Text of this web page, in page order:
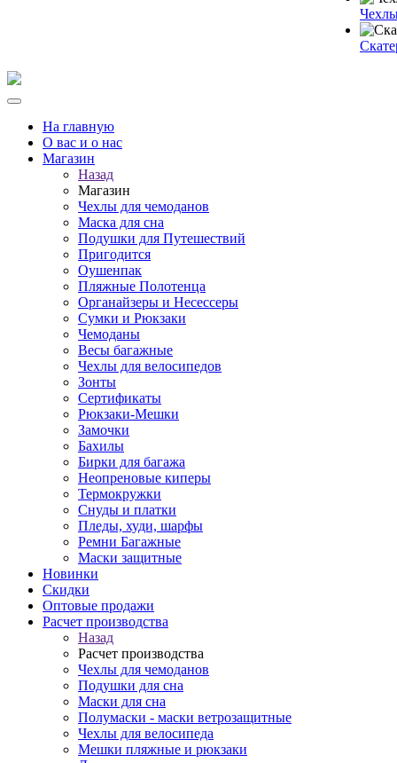
На главную
О вас и о нас
Магазин
Назад
Магазин
Чехлы для чемоданов
Маска для сна
Подушки для Путешествий
Пригодится
Оушенпак
Пляжные Полотенца
Органайзеры и Несессеры
Сумки и Рюкзаки
Чемоданы
Весы багажные
Чехлы для велосипедов
Зонты
Сертификаты
Рюкзаки-Мешки
Замочки
Бахилы
Бирки для багажа
Неопреновые киперы
Термокружки
Снуды и платки
Пледы, худи, шарфы
Ремни Багажные
Маски защитные
Новинки
Скидки
Оптовые продажи
Расчет производства
Назад
Расчет производства
Чехлы для чемоданов
Подушки для сна
Маски для сна
Полумаски - маски ветрозащитные
Чехлы для велосипеда
Мешки пляжные и рюкзаки